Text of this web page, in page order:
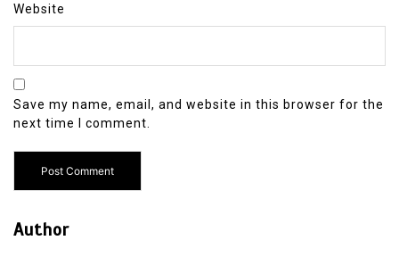
Website
Save my name, email, and website in this browser for the
next time I comment.
Author